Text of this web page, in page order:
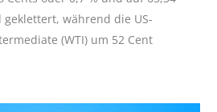
geklettert, während die US-
(WTI) um 52 Cent